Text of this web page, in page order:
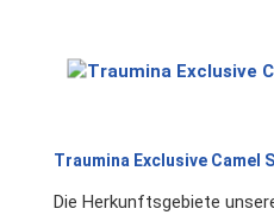
Traumina Exclusive Camel
Die Herkunftsgebiete